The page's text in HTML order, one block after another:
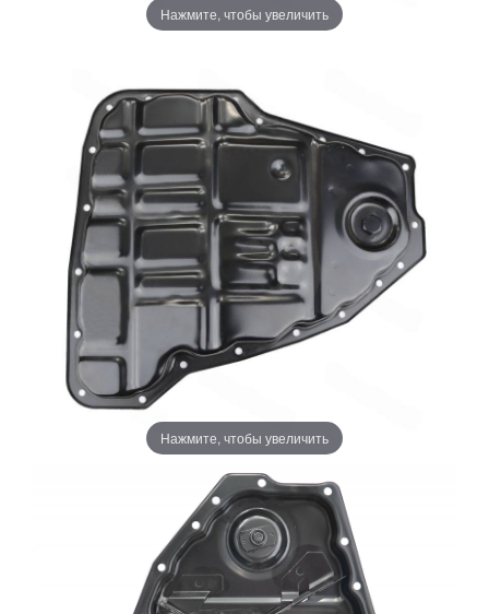
Нажмите, чтобы увеличить
Нажмите, чтобы увеличить